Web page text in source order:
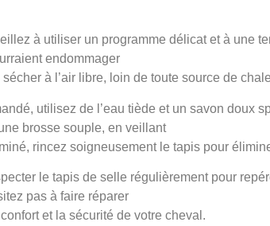
à utiliser un programme délicat et à une
endommager
à l’air libre, loin de toute source de
utilisez de l’eau tiède et un savon doux
brosse souple, en veillant
rincez soigneusement le tapis pour
le tapis de selle régulièrement pour
pas à faire réparer
et la sécurité de votre cheval.